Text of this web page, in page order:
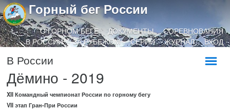
Горный бег России
О ГОРНОМ БЕГЕ ДОКУМЕНТЫ
СОРЕВНОВАНИЯ
В РОССИИ
ЗА РУБЕЖОМ СЕРИИ ЖУРНАЛ ВХОД
В России
Дёмино - 2019
XII Командный чемпионат России по горному бегу
VII этап Гран-При России